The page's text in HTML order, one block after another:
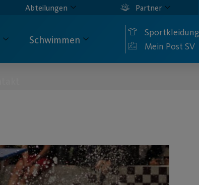
Abteilungen Partner
Schwimmen
Sportkleidung
Mein Post SV